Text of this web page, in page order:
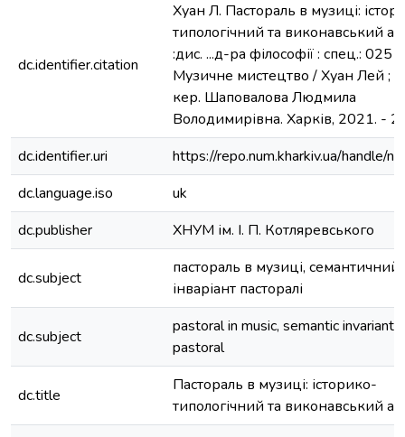
dc.identifier.citation
Хуан Л. Пастораль в музиці:
типологічний та виконавський
:дис. ...д-ра філософії : спец.: 025 -
Музичне мистецтво / Хуан Лей ;
кер. Шаповалова Людмила
Володимирівна. Харків, 2021. -
dc.identifier.uri
https://repo.num.kharkiv.ua/handle/
dc.language.iso
uk
dc.publisher
ХНУМ ім. І. П. Котляревського
dc.subject
пастораль в музиці, семантичний
інваріант пасторалі
dc.subject
pastoral in music, semantic invariant
pastoral
dc.title
Пастораль в музиці: історико-
типологічний та виконавський